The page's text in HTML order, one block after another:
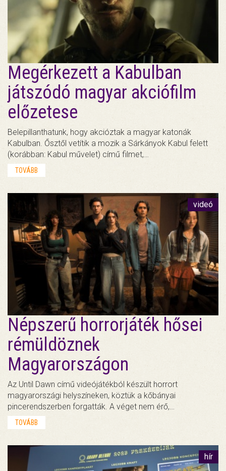
Megérkezett a Kabulban
játszódó magyar akciófilm
előzetese
Belepillanthatunk, hogy akcióztak a magyar katonák
Kabulban. Ősztől vetítik a mozik a Sárkányok Kabul felett
(korábban: Kabul művelet) című filmet,…
TOVÁBB
videó
Népszerű horrorjáték hősei
rémüldöznek
Magyarországon
Az Until Dawn című videójátékból készült horrort
magyarországi helyszíneken, köztük a kőbányai
pincerendszerben forgatták. A véget nem érő,…
TOVÁBB
hír